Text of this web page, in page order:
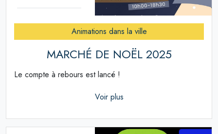
Animations dans la ville
MARCHÉ DE NOËL 2025
Le compte à rebours est lancé !
Voir plus